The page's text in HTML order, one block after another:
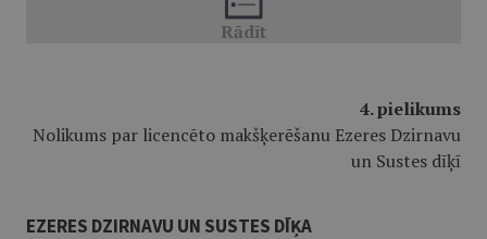
4. pielikums
Nolikums par licencēto makšķerēšanu Ezeres Dzirnavu
un Sustes dīķī
EZERES DZIRNAVU UN SUSTES DĪĶA